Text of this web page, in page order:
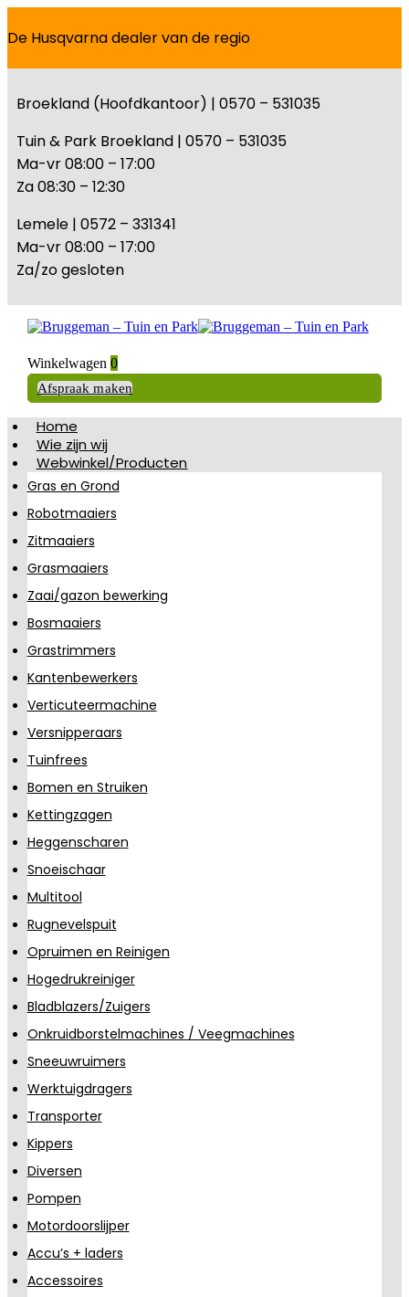
De Husqvarna dealer van de regio
Broekland (Hoofdkantoor) | 0570 – 531035
Tuin & Park Broekland | 0570 – 531035
Ma-vr 08:00 – 17:00
Za 08:30 – 12:30
Lemele | 0572 – 331341
Ma-vr 08:00 – 17:00
Za/zo gesloten
Winkelwagen 0
Afspraak maken
Home
Wie zijn wij
Webwinkel/Producten
Gras en Grond
Robotmaaiers
Zitmaaiers
Grasmaaiers
Zaai/gazon bewerking
Bosmaaiers
Grastrimmers
Kantenbewerkers
Verticuteermachine
Versnipperaars
Tuinfrees
Bomen en Struiken
Kettingzagen
Heggenscharen
Snoeischaar
Multitool
Rugnevelspuit
Opruimen en Reinigen
Hogedrukreiniger
Bladblazers/Zuigers
Onkruidborstelmachines / Veegmachines
Sneeuwruimers
Werktuigdragers
Transporter
Kippers
Diversen
Pompen
Motordoorslijper
Accu’s + laders
Accessoires